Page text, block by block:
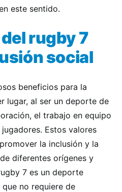
este sentido.
rugby 7
social
beneficios para la
lugar, al ser un deporte de
el trabajo en equipo
Estos valores
la inclusión y la
diferentes orígenes y
7 es un deporte
no requiere de